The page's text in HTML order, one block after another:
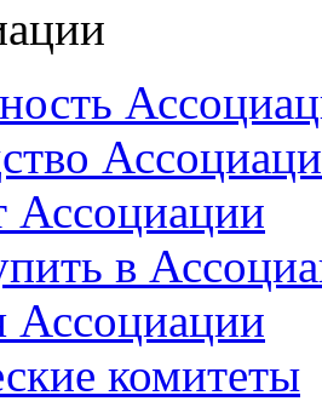
Ассоциации
в
Ассоциации
комитеты